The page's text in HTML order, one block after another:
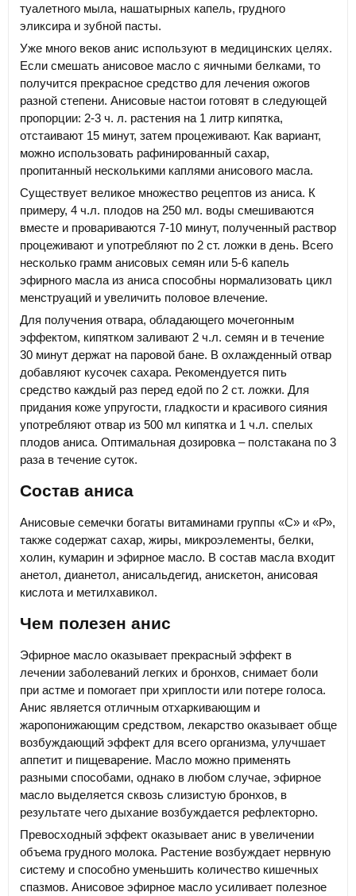
туалетного мыла, нашатырных капель, грудного
эликсира и зубной пасты.
Уже много веков анис используют в медицинских целях.
Если смешать анисовое масло с яичными белками, то
получится прекрасное средство для лечения ожогов
разной степени. Анисовые настои готовят в следующей
пропорции: 2-3 ч. л. растения на 1 литр кипятка,
отстаивают 15 минут, затем процеживают. Как вариант,
можно использовать рафинированный сахар,
пропитанный несколькими каплями анисового масла.
Существует великое множество рецептов из аниса. К
примеру, 4 ч.л. плодов на 250 мл. воды смешиваются
вместе и провариваются 7-10 минут, полученный раствор
процеживают и употребляют по 2 ст. ложки в день. Всего
несколько грамм анисовых семян или 5-6 капель
эфирного масла из аниса способны нормализовать цикл
менструаций и увеличить половое влечение.
Для получения отвара, обладающего мочегонным
эффектом, кипятком заливают 2 ч.л. семян и в течение
30 минут держат на паровой бане. В охлажденный отвар
добавляют кусочек сахара. Рекомендуется пить
средство каждый раз перед едой по 2 ст. ложки. Для
придания коже упругости, гладкости и красивого сияния
употребляют отвар из 500 мл кипятка и 1 ч.л. спелых
плодов аниса. Оптимальная дозировка – полстакана по 3
раза в течение суток.
Состав аниса
Анисовые семечки богаты витаминами группы «С» и «Р»,
также содержат сахар, жиры, микроэлементы, белки,
холин, кумарин и эфирное масло. В состав масла входит
анетол, дианетол, анисальдегид, анискетон, анисовая
кислота и метилхавикол.
Чем полезен анис
Эфирное масло оказывает прекрасный эффект в
лечении заболеваний легких и бронхов, снимает боли
при астме и помогает при хриплости или потере голоса.
Анис является отличным отхаркивающим и
жаропонижающим средством, лекарство оказывает обще
возбуждающий эффект для всего организма, улучшает
аппетит и пищеварение. Масло можно применять
разными способами, однако в любом случае, эфирное
масло выделяется сквозь слизистую бронхов, в
результате чего дыхание возбуждается рефлекторно.
Превосходный эффект оказывает анис в увеличении
объема грудного молока. Растение возбуждает нервную
систему и способно уменьшить количество кишечных
спазмов. Анисовое эфирное масло усиливает полезное